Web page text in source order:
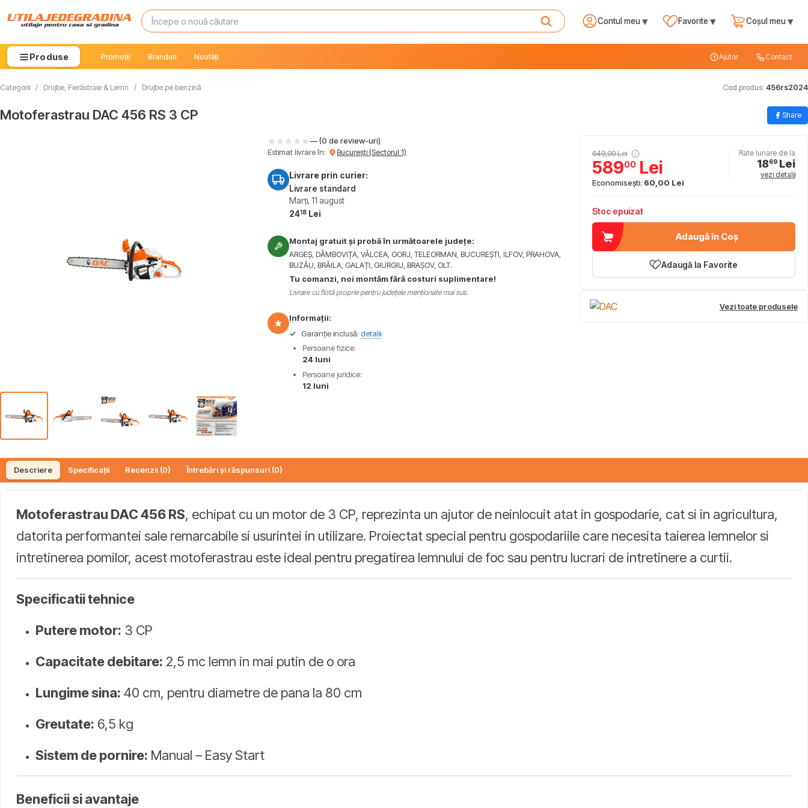
Contul meu▾ Favorite ▾ Coșul meu▾
Produse Promoții Branduri Noutăți Ajutor Contact
Categorii / Drujbe, Fierăstraie & Lemn / Drujbe pe benzină Cod produs: 456rs2024
Motoferastrau DAC 456 RS 3 CP Share
— (0 de review-uri)
Estimat livrare în:
București (Sectorul 1)
Livrare prin curier:
Livrare standard
Marți, 11 august
2418 Lei
Montaj gratuit și probă în următoarele județe:
ARGEȘ, DÂMBOVIȚA, VÂLCEA, GORJ, TELEORMAN, BUCUREȘTI, ILFOV, PRAHOVA,
BUZĂU, BRĂILA, GALAȚI, GIURGIU, BRAȘOV, OLT.
Tu comanzi, noi montăm fără costuri suplimentare!
Livrare cu flotă proprie pentru județele menționate mai sus.
Informații:
✓
Garanție inclusă:detalii
Persoane fizice:
24 luni
Persoane juridice:
12 luni
649,00 Lei
58900Lei
Economisești: 60,00 Lei
Rate lunare de la
1869Lei
vezi detalii
Stoc epuizat
Adaugă în Coș
Adaugă la Favorite
Vezi toate produsele
Descriere Specificații Recenzii (0) Întrebări și răspunsuri (0)
Motoferastrau DAC 456 RS, echipat cu un motor de 3 CP, reprezinta un ajutor de neinlocuit atat in gospodarie, cat si in agricultura,
datorita performantei sale remarcabile si usurintei in utilizare. Proiectat special pentru gospodariile care necesita taierea lemnelor si
intretinerea pomilor, acest motoferastrau este ideal pentru pregatirea lemnului de foc sau pentru lucrari de intretinere a curtii.
Specificatii tehnice
Putere motor: 3 CP
Capacitate debitare: 2,5 mc lemn in mai putin de o ora
Lungime sina: 40 cm, pentru diametre de pana la 80 cm
Greutate: 6,5 kg
Sistem de pornire: Manual – Easy Start
Beneficii si avantaje